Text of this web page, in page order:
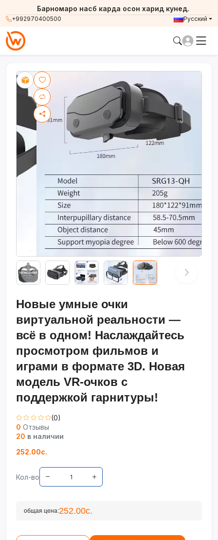
+992970400500
Барномаро насб карда осон харид кунед.
Русский
Новые умные очки
виртуальной реальности —
всё в одном! Наслаждайтесь
просмотром фильмов и
играми в формате 3D. Новая
модель VR-очков с
поддержкой гарнитуры!
(0)
0 Отзывы
20 в наличии
252.00с.
Кол-во
общая цена:252.00с.